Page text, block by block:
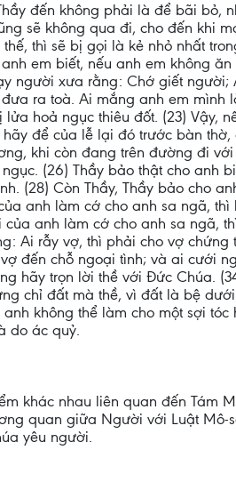
đến không phải là để bãi bỏ,
sẽ không qua đi, cho đến khi
thì sẽ bị gọi là kẻ nhỏ nhất
em biết, nếu anh em không
người xưa rằng: Chớ giết
ra toà. Ai mắng anh em
hoả ngục thiêu đốt. (23) Vậy,
để của lễ lại đó trước bàn
khi còn đang trên đường đi
(26) Thầy bảo thật cho anh
(28) Còn Thầy, Thầy bảo cho
anh làm cớ cho anh sa ngã,
anh làm cớ cho anh sa ngã,
Ai rẫy vợ, thì phải cho vợ chứng
đến chỗ ngoại tình; và ai cưới
hãy trọn lời thề với Đức Chúa.
chỉ đất mà thề, vì đất là bệ
không thể làm cho một sợi tóc
do ác quỷ.
khác nhau liên quan đến Tám
quan giữa Người với Luật Mô-
yêu người.